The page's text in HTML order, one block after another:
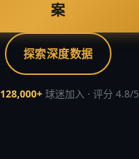
案
探索深度数据
128,000+球迷加入 · 评分 4.8/5